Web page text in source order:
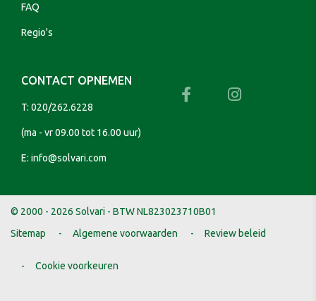
FAQ
Regio's
CONTACT OPNEMEN
T: 020/262.6228
(ma - vr 09.00 tot 16.00 uur)
E: info@solvari.com
© 2000 - 2026 Solvari - BTW NL823023710B01
Sitemap
Algemene voorwaarden Review beleid
Cookie voorkeuren